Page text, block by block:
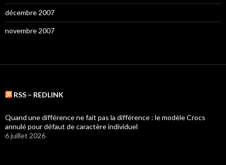
décembre 2007
novembre 2007
RSS – REDLINK
Quand une différence ne fait pas la différence : le modèle Crocs
annulé pour défaut de caractère individuel
6 juillet 2026